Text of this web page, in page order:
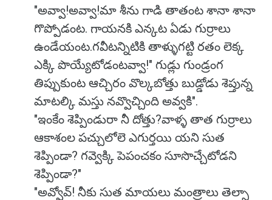
"అవ్వా!అవ్వా!మా శీను గాడి తాతంట శానా శానా
గొప్పోడంట. గాయనకి ఎన్కట ఏడు గుర్రాలు
ఉండేయంట.గవీటన్నిటికి తాళ్ళుగట్టి రతం లెక్క
ఎక్కి పొయ్యేటోడంటవ్వా!" గుడ్లు గుండ్రంగ
తిప్పుకుంట ఆచ్చిరం వొల్కబోత్తు బుడ్డోడు శెప్తున్న
మాటల్కి మస్తు నవ్వొచ్చింది అవ్వకి".
"ఇంకేం శెప్పిండురా నీ దోత్తు?వాళ్ళ తాత గుర్రాలు
ఆకాశంల పచ్చులోలె ఎగుర్తయి యని సుత
శెప్పిండా? గవ్వెక్కి పెపంచకం సూసొచ్చేటోడని
శెప్పిండా?"
"అవ్వోవ్! నీకు సుత మాయలు మంత్రాలు తెల్సా